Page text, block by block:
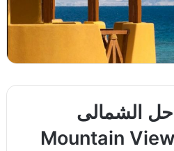
الشمالى
Mountain